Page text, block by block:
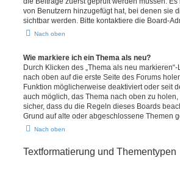
von Benutzern hinzugefügt hat, bei denen sie
sichtbar werden. Bitte kontaktiere die Board-
Nach oben
Wie markiere ich ein Thema als neu?
Durch Klicken des „Thema als neu
nach oben auf die erste Seite des Forums
Funktion möglicherweise deaktiviert oder seit
auch möglich, das Thema nach oben zu
sicher, dass du die Regeln dieses Boards
Grund auf alte oder abgeschlossene Themen
Nach oben
Textformatierung und Thementypen